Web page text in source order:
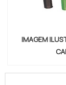
IMAGEM